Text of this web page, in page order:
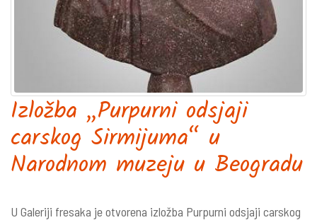
Izložba „Purpurni odsjaji
carskog Sirmijuma“ u
Narodnom muzeju u Beogradu
U Galeriji fresaka je otvorena izložba Purpurni odsjaji carskog